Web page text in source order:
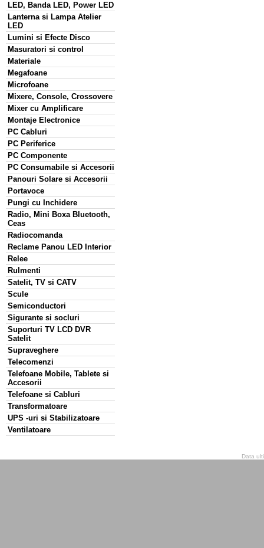
LED, Banda LED, Power LED
Lanterna si Lampa Atelier
LED
Lumini si Efecte Disco
Masuratori si control
Materiale
Megafoane
Microfoane
Mixere, Console, Crossovere
Mixer cu Amplificare
Montaje Electronice
PC Cabluri
PC Periferice
PC Componente
PC Consumabile si Accesorii
Panouri Solare si Accesorii
Portavoce
Pungi cu Inchidere
Radio, Mini Boxa Bluetooth,
Ceas
Radiocomanda
Reclame Panou LED Interior
Relee
Rulmenti
Satelit, TV si CATV
Scule
Semiconductori
Sigurante si socluri
Suporturi TV LCD DVR
Satelit
Supraveghere
Telecomenzi
Telefoane Mobile, Tablete si
Accesorii
Telefoane si Cabluri
Transformatoare
UPS -uri si Stabilizatoare
Ventilatoare
Data